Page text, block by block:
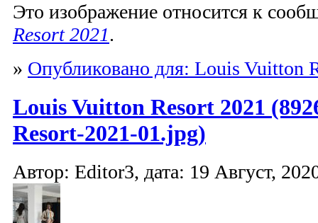
Это изображение относится к
Resort 2021.
» Опубликовано для: Louis Vuitton
Louis Vuitton Resort 2021
Resort-2021-01.jpg)
Автор: Editor3, дата: 19 Август,